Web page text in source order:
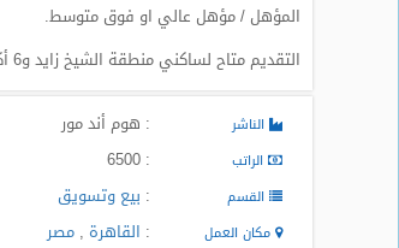
المؤهل / مؤهل عالي او فوق متوسط.
التقديم متاح لساكني منطقة الشيخ زايد و6 أكتوبر وما يجاورهم.
الناشر : هوم أند مور
الراتب : 6500
القسم : بيع وتسويق
مكان العمل : القاهرة ,مصر